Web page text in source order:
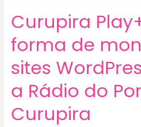
Curupira
forma de
sites
a Rádio do
Curupira